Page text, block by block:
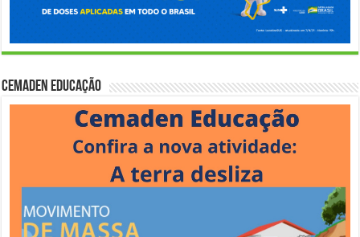
Cemaden Educação